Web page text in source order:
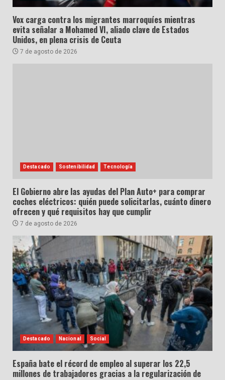
Vox carga contra los migrantes marroquíes mientras
evita señalar a Mohamed VI, aliado clave de Estados
Unidos, en plena crisis de Ceuta
7 de agosto de 2026
Destacado Sostenibilidad Tecnología
El Gobierno abre las ayudas del Plan Auto+ para comprar
coches eléctricos: quién puede solicitarlas, cuánto dinero
ofrecen y qué requisitos hay que cumplir
7 de agosto de 2026
Destacado Nacional Social
España bate el récord de empleo al superar los 22,5
millones de trabajadores gracias a la regularización de